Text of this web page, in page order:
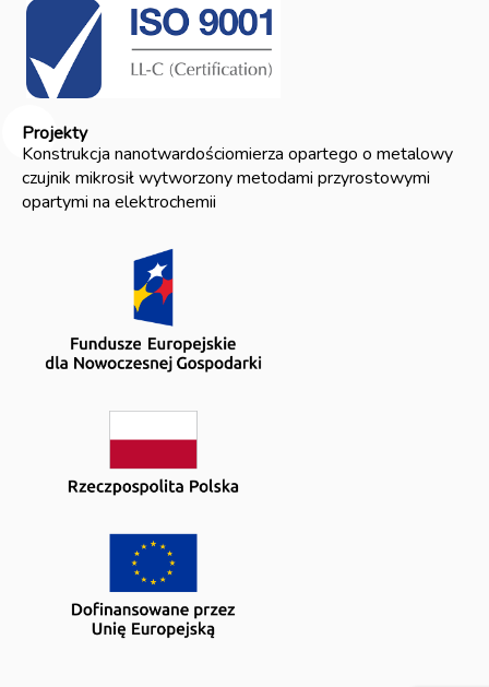
Projekty
Konstrukcja nanotwardościomierza opartego o metalowy
czujnik mikrosił wytworzony metodami przyrostowymi
opartymi na elektrochemii